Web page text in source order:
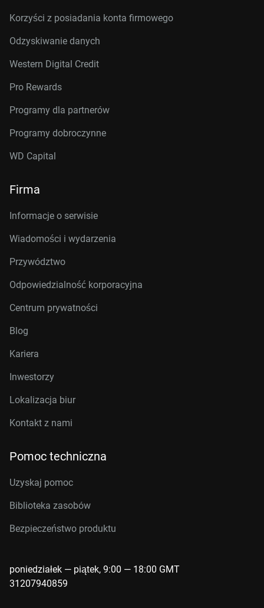
Korzyści z posiadania konta firmowego
Odzyskiwanie danych
Western Digital Credit
Pro Rewards
Programy dla partnerów
Programy dobroczynne
WD Capital
Firma
Informacje o serwisie
Wiadomości i wydarzenia
Przywództwo
Odpowiedzialność korporacyjna
Centrum prywatności
Blog
Kariera
Inwestorzy
Lokalizacja biur
Kontakt z nami
Pomoc techniczna
Uzyskaj pomoc
Biblioteka zasobów
Bezpieczeństwo produktu
poniedziałek — piątek, 9:00 — 18:00 GMT
31207940859